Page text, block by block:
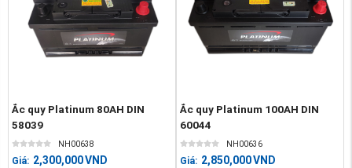
Ắc quy Platinum 80AH DIN
58039
NH00638
Giá: 2,300,000VND
Ắc quy Platinum 100AH DIN
60044
NH00636
Giá: 2,850,000VND